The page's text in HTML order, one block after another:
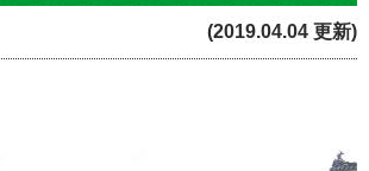
(2019.04.04 更新)